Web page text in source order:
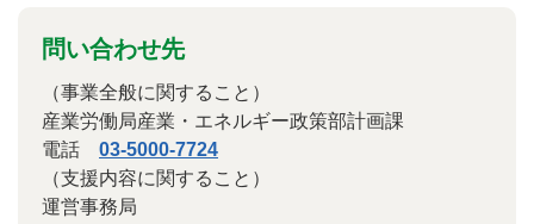
問い合わせ先
（事業全般に関すること）
産業労働局産業・エネルギー政策部計画課
電話 03-5000-7724
（支援内容に関すること）
運営事務局